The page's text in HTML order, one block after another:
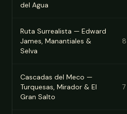
del Agua
Ruta Surrealista — Edward
James, Manantiales &
Selva
8
Cascadas del Meco —
Turquesas, Mirador & El
Gran Salto
7